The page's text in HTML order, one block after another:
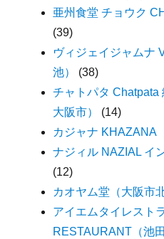
亜州食堂 チョウク
(39)
ヴィジェイジャムナ
池）
(38)
チャトパタ Chatpata
大阪市）
(14)
カジャナ KHAZANA
ナジィル NAZIAL イ
(12)
カオヤム堂（大阪市
アイエムタイレスト
RESTAURANT（池田